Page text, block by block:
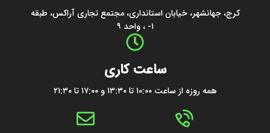
کرج، جهانشهر، خیابان استانداری، مجتمع تجاری آراکس، طبقه
۱- ، واحد ۹
ساعت کاری
همه روزه از ساعت ۱۰:۰۰ تا ۱۳:۳۰ و ۱۷:۰۰ تا ۲۱:۳۰